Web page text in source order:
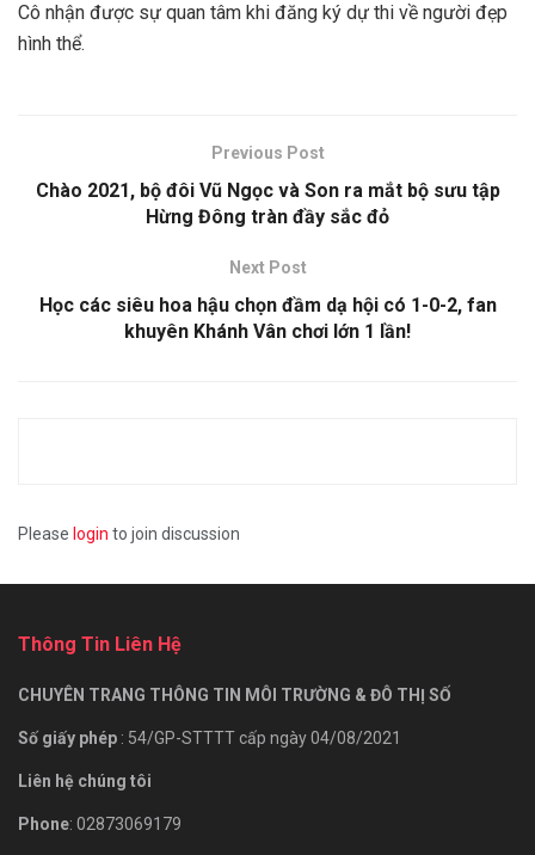
Cô nhận được sự quan tâm khi đăng ký dự thi về người đẹp
hình thể.
Previous Post
Chào 2021, bộ đôi Vũ Ngọc và Son ra mắt bộ sưu tập
Hừng Đông tràn đầy sắc đỏ
Next Post
Học các siêu hoa hậu chọn đầm dạ hội có 1-0-2, fan
khuyên Khánh Vân chơi lớn 1 lần!
Please login to join discussion
Thông Tin Liên Hệ
CHUYÊN TRANG THÔNG TIN MÔI TRƯỜNG & ĐÔ THỊ SỐ
Số giấy phép : 54/GP-STTTT cấp ngày 04/08/2021
Liên hệ chúng tôi
Phone: 02873069179